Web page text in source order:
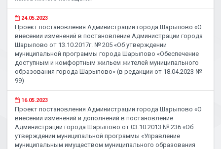
24.05.2023
Проект постановления Администрации города Шарыпово «О
внесении изменений в постановление Администрации города
Шарыпово от 13.10.2017г. № 205 «Об утверждении
муниципальной программы города Шарыпово «Обеспечение
доступным и комфортным жильем жителей муниципального
образования города Шарыпово» (в редакции от 18.04.2023 №
99)
16.05.2023
Проект постановления Администрации города Шарыпово «О
внесении изменений и дополнений в постановление
Администрации города Шарыпово от 03.10.2013 № 236 «Об
утверждении муниципальной программы «Управление
муниципальным имуществом муниципального образования